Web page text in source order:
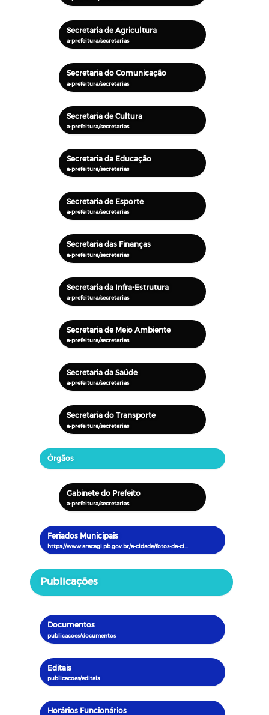
Secretaria de Agricultura
Secretaria do Comunicação
Secretaria de Cultura
Secretaria da Educação
Secretaria de Esporte
Secretaria das Finanças
Secretaria da Infra-Estrutura
Secretaria de Meio Ambiente
Secretaria da Saúde
Secretaria do Transporte
Órgãos
Gabinete do Prefeito
Feriados Municipais
Publicações
Documentos
Editais
Horários Funcionários